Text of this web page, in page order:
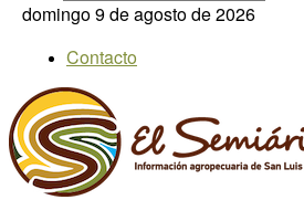
domingo 9 de agosto de 2026
Contacto